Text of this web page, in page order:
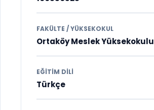
FAKÜLTE / YÜKSEKOKUL
Ortaköy Meslek Yüksekokulu
EĞITIM DILI
Türkçe